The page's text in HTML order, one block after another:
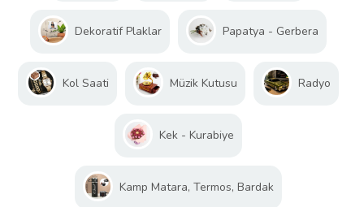
Dekoratif Plaklar Papatya - Gerbera
Kol Saati Müzik Kutusu Radyo
Kek - Kurabiye
Kamp Matara, Termos, Bardak